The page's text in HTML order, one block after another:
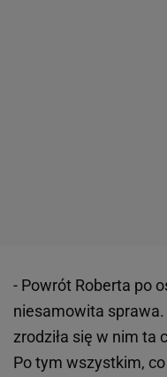
- Powrót Roberta po
niesamowita
zrodziła się w nim ta
Po tym wszystkim,